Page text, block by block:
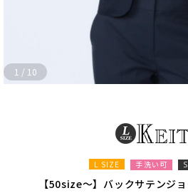
1 / 10
L SIZE 手洗い可
【50size～】バックサテンジ